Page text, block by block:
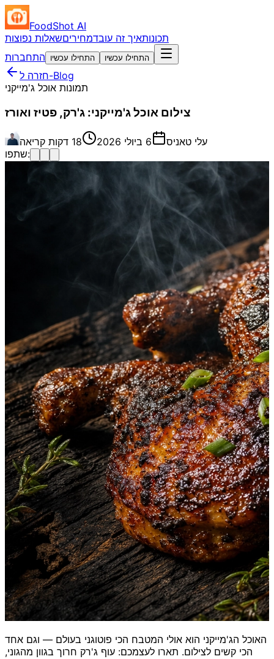
FoodShot AI
תכונותאיך זה עובדמחיריםשאלות נפוצות
התחברות
התחילו עכשיו התחילו עכשיו
חזרה ל-Blog
תמונות אוכל ג'מייקני
צילום אוכל ג'מייקני: ג'רק, פטיז ואורז
עלי טאניס 6 ביולי 2026
18 דקות קריאה
שתפו:
האוכל הג'מייקני הוא אולי המטבח הכי פוטוגני בעולם — וגם אחד
הכי קשים לצילום. תארו לעצמכם: עוף ג'רק חרוך בגוון מהגוני,